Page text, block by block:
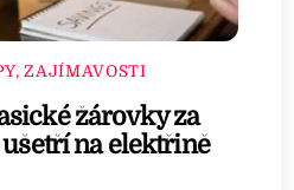
ZAJÍMAVOSTI
žárovky za
na elektřině